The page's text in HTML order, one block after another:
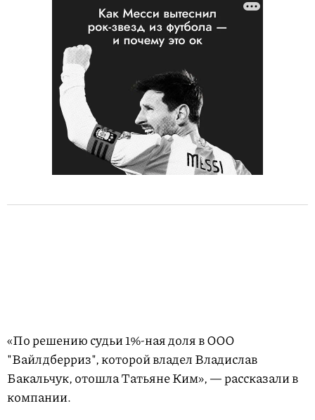
«По решению судьи 1%-ная доля в ООО
"Вайлдберриз", которой владел Владислав
Бакальчук, отошла Татьяне Ким», — рассказали в
компании.